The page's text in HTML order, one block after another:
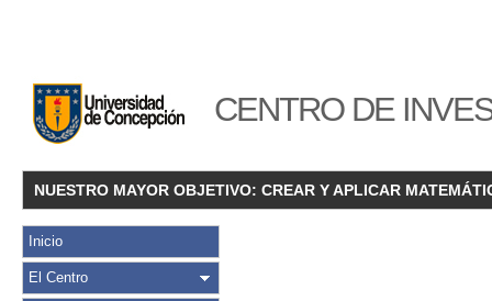
CENTRO DE
NUESTRO MAYOR OBJETIVO: CREAR Y APLICAR
Inicio
El Centro